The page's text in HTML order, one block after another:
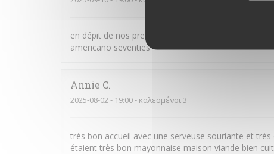
en dépit de nos presque 80 ans nous nous
americano seventies
Annie C
2025-08-02 - 19:00 - καλεσμένοι 3
très bon accueil avec une serveuse souriante et
étaient très bon mayonnaise maison viande bien